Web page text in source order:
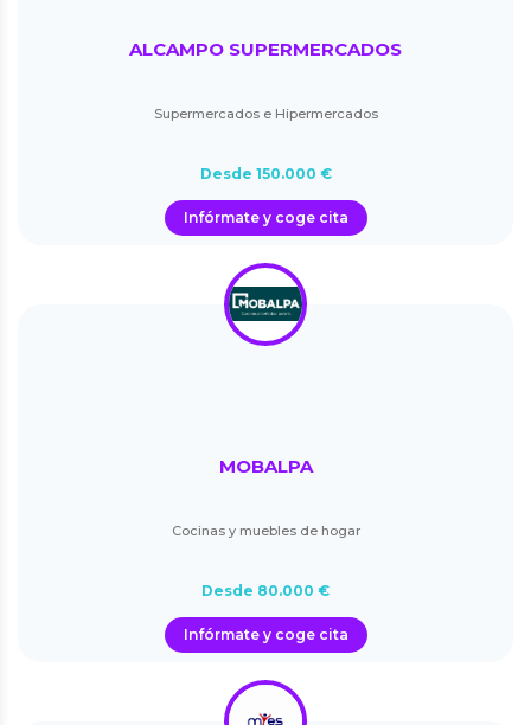
ALCAMPO SUPERMERCADOS
Supermercados e Hipermercados
Desde 150.000 €
Infórmate y coge cita
MOBALPA
Cocinas y muebles de hogar
Desde 80.000 €
Infórmate y coge cita